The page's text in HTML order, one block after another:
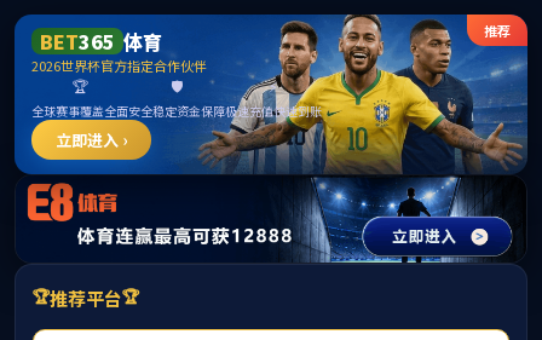
中国·必威(bw·西汉姆联)有限公司-Official
website